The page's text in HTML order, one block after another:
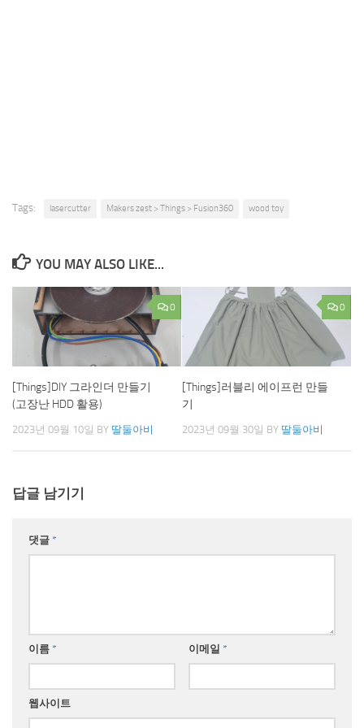
Tags: lasercutter Makers zest > Things > Fusion360 wood toy
YOU MAY ALSO LIKE...
0
[Things]DIY 그라인더 만들기
(고장난 HDD 활용)
2023년 09월 10일 BY 딸둘아비
0
[Things]러블리 에이프런 만들
기
2023년 09월 30일 BY 딸둘아비
답글 남기기
댓글 *
이름 * 이메일 *
웹사이트